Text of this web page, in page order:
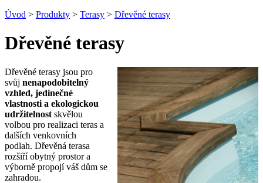
Úvod > Produkty > Terasy > Dřevěné terasy
Dřevěné terasy
Dřevěné terasy jsou pro
svůj nenapodobitelný
vzhled, jedinečné
vlastnosti a ekologickou
udržitelnost skvělou
volbou pro realizaci teras a
dalších venkovních
podlah. Dřevěná terasa
rozšiří obytný prostor a
výborně propojí váš dům se
zahradou.